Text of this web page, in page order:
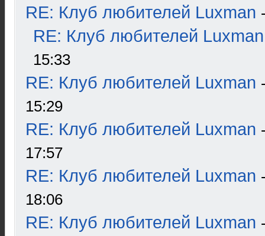
RE: Клуб любителей Luxman
RE: Клуб любителей Luxman
15:33
RE: Клуб любителей Luxman
15:29
RE: Клуб любителей Luxman
17:57
RE: Клуб любителей Luxman
18:06
RE: Клуб любителей Luxman